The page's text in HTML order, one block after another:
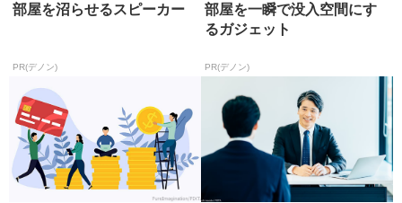
部屋を沼らせるスピーカー
PR(デノン)
部屋を一瞬で没入空間にす
るガジェット
PR(デノン)